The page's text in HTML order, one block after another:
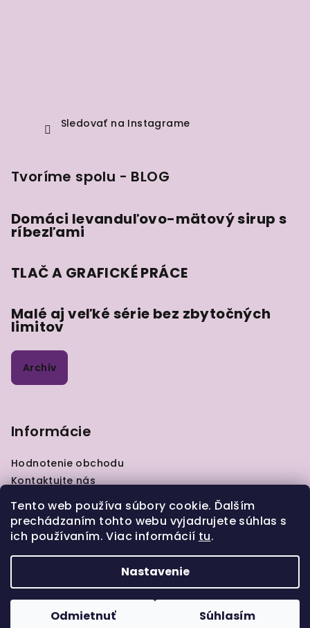
Tento web používa súbory cookie. Ďalším
prechádzaním tohto webu vyjadrujete súhlas s
ich používaním. Viac informácií tu.
Nastavenie
Odmietnuť Súhlasím
Sledovať na Instagrame
Tvoríme spolu - BLOG
Domáci levanduľovo-mätový sirup s
ríbezľami
TLAČ A GRAFICKÉ PRÁCE
Malé aj veľké série bez zbytočných
limitov
Archív
Informácie
Hodnotenie obchodu
Kontaktujte nás
GDPR
Zásady pre vrátenie tovaru
ELIART.sk. Všetky práva vyhradené.